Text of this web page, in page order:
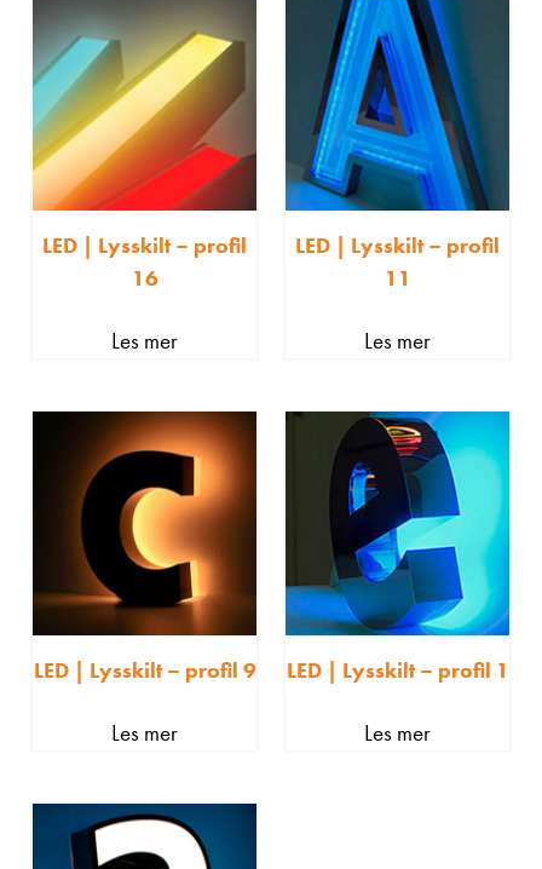
LED | Lysskilt – profil
16
Les mer
LED | Lysskilt – profil
11
Les mer
LED | Lysskilt – profil 9
Les mer
LED | Lysskilt – profil 1
Les mer